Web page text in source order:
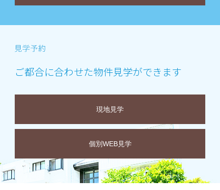
ご都合に合わせた物件見学ができます
現地見学
個別WEB見学